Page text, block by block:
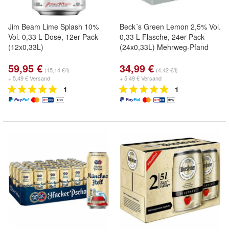
Jim Beam Lime Splash 10%
Vol. 0,33 L Dose, 12er Pack
(12x0,33L)
59,95 € (15,14 €/l)
+ 5,49 € Versand
1
Beck´s Green Lemon 2,5% Vol.
0,33 L Flasche, 24er Pack
(24x0,33L) Mehrweg-Pfand
34,99 € (4,42 €/l)
+ 5,49 € Versand
1